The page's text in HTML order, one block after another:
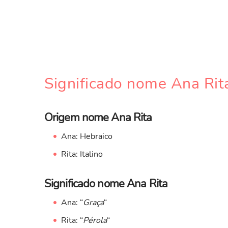
Significado nome Ana
Origem nome Ana Rita
Ana: Hebraico
Rita: Italino
Significado nome Ana Rita
Ana: “Graça“
Rita: “Pérola“